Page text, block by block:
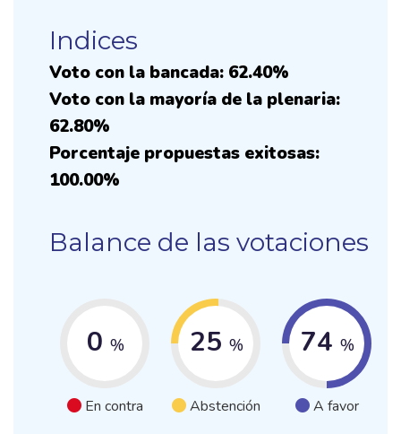
Indices
Voto con la bancada: 62.40%
Voto con la mayoría de la plenaria:
62.80%
Porcentaje propuestas exitosas:
100.00%
Balance de las votaciones
0 %
En contra
25 %
Abstención
74 %
A favor